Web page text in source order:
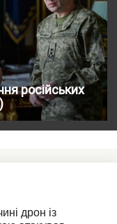
російських